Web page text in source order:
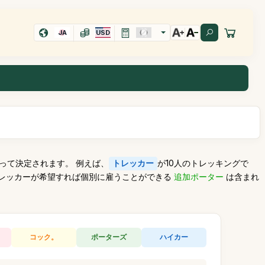
JA USD
決定されます。 例えば、 トレッカー が10人のトレッキングで
カーが希望すれば個別に雇うことができる 追加ポーター は含まれ
コック。 ポーターズ ハイカー